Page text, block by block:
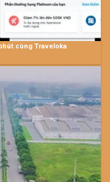
cùng Traveloka